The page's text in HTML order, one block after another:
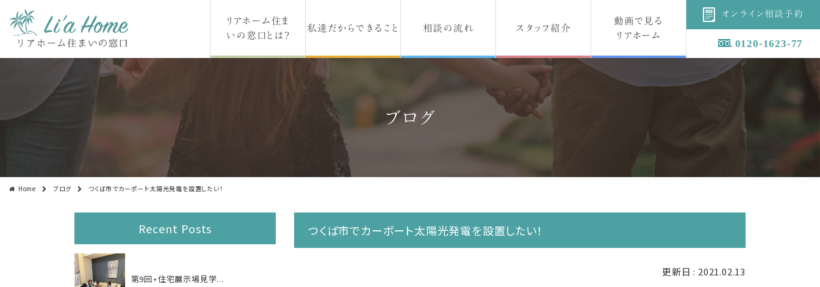
リアホーム住ま
いの窓口とは？
私達だからできること 相談の流れ スタッフ紹介
動画で見る
リアホーム
オンライン相談予約
0120-1623-77
ブログ
Home ブログ つくば市でカーポート太陽光発電を設置したい！
つくば市でカーポート太陽光発電を設置したい！
更新日 : 2021.02.13
Recent Posts
第9回⋆住宅展示場見学...